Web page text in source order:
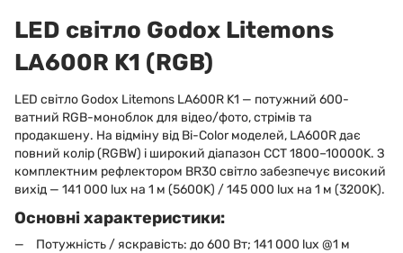
LED світло Godox Litemons
LA600R K1 (RGB)
LED світло Godox Litemons LA600R K1 — потужний 600-
ватний RGB-моноблок для відео/фото, стрімів та
продакшену. На відміну від Bi-Color моделей, LA600R дає
повний колір (RGBW) і широкий діапазон CCT 1800–10000K. З
комплектним рефлектором BR30 світло забезпечує високий
вихід — 141 000 lux на 1 м (5600K) / 145 000 lux на 1 м (3200K).
Основні характеристики:
Потужність / яскравість: до 600 Вт; 141 000 lux @1 м